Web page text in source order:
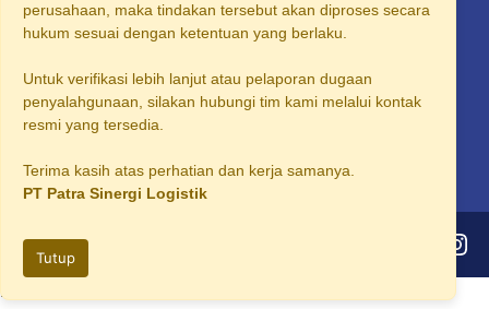
Supplier Solar Industri Area Solo
Supplier Solar Industri Area Purwakarta
Supplier Solar Industri Subang
©2026PT Patra Sinergi Logistik
h
perusahaan, maka tindakan tersebut akan diproses secara
hukum sesuai dengan ketentuan yang berlaku.
Untuk verifikasi lebih lanjut atau pelaporan dugaan
penyalahgunaan, silakan hubungi tim kami melalui kontak
resmi yang tersedia.
Terima kasih atas perhatian dan kerja samanya.
PT Patra Sinergi Logistik
Tutup